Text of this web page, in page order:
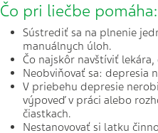
Čo pri liečbe pomáha:
Sústrediť sa na plnenie
manuálnych úloh.
Čo najskôr navštíviť
Neobviňovať sa: depresia
V priebehu depresie
výpoveď v práci alebo
čiastkach.
Nestanovovať si latku